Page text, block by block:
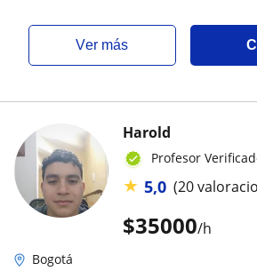
ver más
$35000/h
Harold
Profesor
★ 5,0 (20
Bogotá